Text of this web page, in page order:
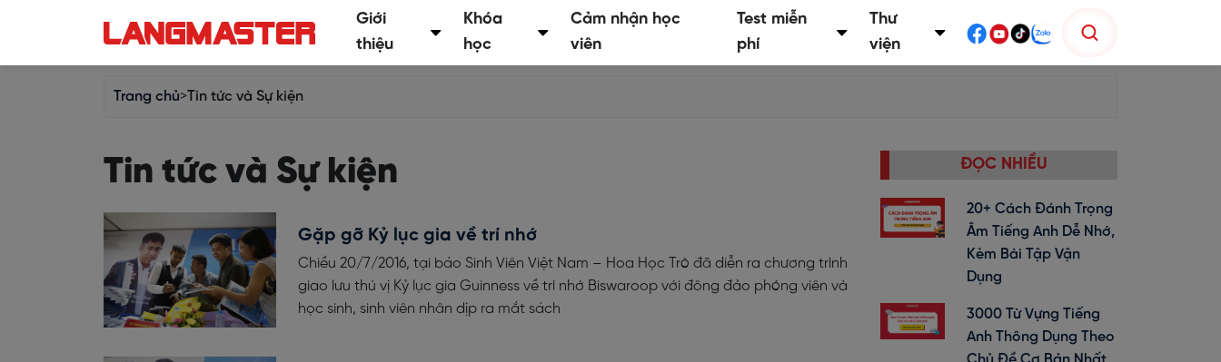
Giới
thiệu
Khóa
học
Cảm nhận học
viên
Test miễn
phí
Thư
viện
Trang chủ>Tin tức và Sự kiện
Tin tức và Sự kiện
Gặp gỡ Kỷ lục gia về trí nhớ
Chiều 20/7/2016, tại báo Sinh Viên Việt Nam – Hoa Học Trò đã diễn ra chương trình
giao lưu thú vị Kỷ lục gia Guinness về trí nhớ Biswaroop với đông đảo phóng viên và
học sinh, sinh viên nhân dịp ra mắt sách
ĐỌC NHIỀU
20+ Cách Đánh Trọng
Âm Tiếng Anh Dễ Nhớ,
Kèm Bài Tập Vận
Dụng
3000 Từ Vựng Tiếng
Anh Thông Dụng Theo